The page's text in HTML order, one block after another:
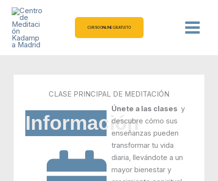
contenido
CURSO ONLINE GRATUITO
CLASE PRINCIPAL DE MEDITACIÓN
Información
Únete a las clases y
descubre cómo sus
enseñanzas pueden
transformar tu vida
diaria, llevándote a un
mayor bienestar y